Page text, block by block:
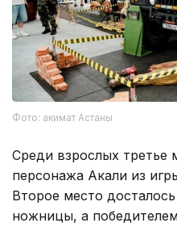
Фото: акимат Астаны
Среди взрослых третье
персонажа Акали из
Второе место
ножницы, а